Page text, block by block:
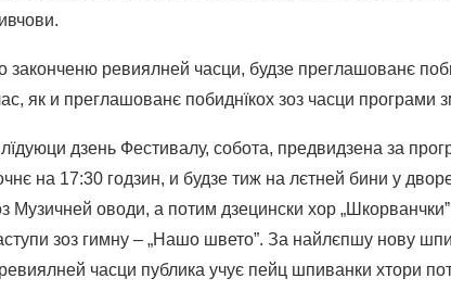
законченю ревиялней часци, будзе преглашованє
як и преглашованє побиднїкох зоз часци програми
дзень Фестивалу, собота, предвидзена за
на 17:30 годзин, и будзе тиж на лєтней бини у
Музичней оводи, а потим дзецински хор
зоз гимну – „Нашо швето”. За найлєпшу нову
часци публика учує пейц шпиванки хтори